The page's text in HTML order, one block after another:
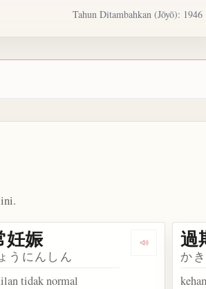
Tahun Ditambahkan (Jōyō): 1946
妊娠 Dengarkan
妊娠
うにんしん
tidak normal
過
か